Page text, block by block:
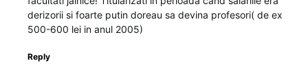
derizorii si foarte putin doreau sa devina profesori( de ex
500-600 lei in anul 2005)
Reply